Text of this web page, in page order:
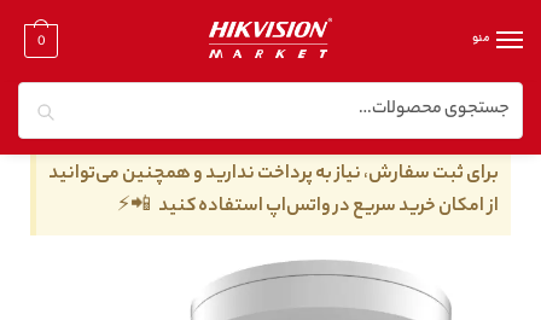
منو 0
خانه / دوربین مدار بسته تحت شبکه دوربین مداربسته هایک ویژن مدل DS-2CD2387G2H-LIU
برای ثبت سفارش، نیاز به پرداخت ندارید و همچنین می‌توانید
از امکان خرید سریع در واتس‌اپ استفاده کنید 📲⚡